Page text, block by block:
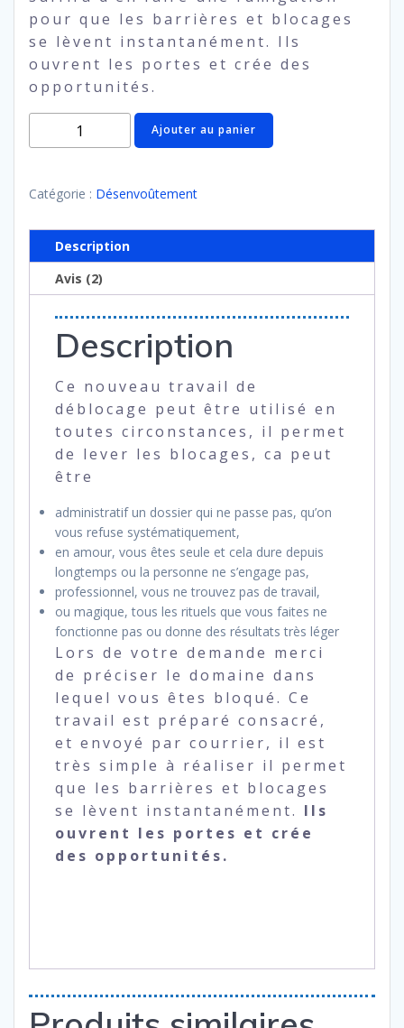
pour que les barrières et blocages
se lèvent instantanément. Ils
ouvrent les portes et crée des
opportunités.
quantité
de
de
Ajouter au panier
Catégorie : Désenvoûtement
Description
Avis (2)
Description
Ce nouveau travail de
déblocage peut être utilisé en
toutes circonstances, il permet
de lever les blocages, ca peut
être
administratif un dossier qui ne passe pas, qu’on
vous refuse systématiquement,
en amour, vous êtes seule et cela dure depuis
longtemps ou la personne ne s’engage pas,
professionnel, vous ne trouvez pas de travail,
ou magique, tous les rituels que vous faites ne
fonctionne pas ou donne des résultats très léger
Lors de votre demande merci
de préciser le domaine dans
lequel vous êtes bloqué. Ce
travail est préparé consacré,
et envoyé par courrier, il est
très simple à réaliser il permet
que les barrières et blocages
se lèvent instantanément. Ils
ouvrent les portes et crée
des opportunités.